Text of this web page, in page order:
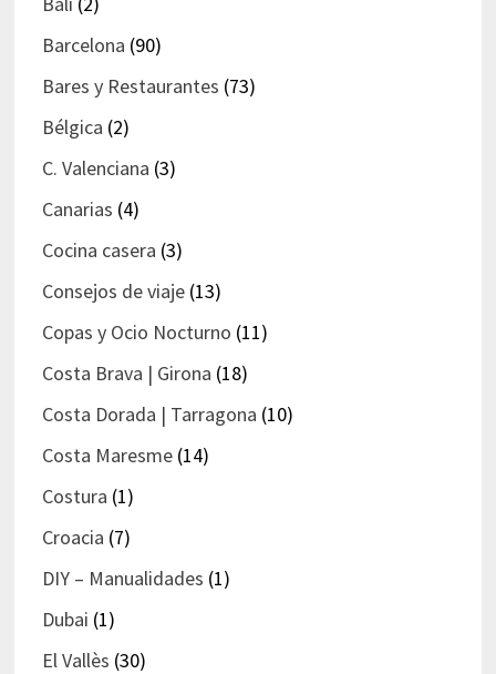
Barcelona (90)
Bares y Restaurantes (73)
Bélgica (2)
C. Valenciana (3)
Canarias (4)
Cocina casera (3)
Consejos de viaje(13)
Copas y Ocio Nocturno (11)
Costa Brava | Girona (18)
Costa Dorada | Tarragona (10)
Costa Maresme(14)
Costura (1)
Croacia (7)
DIY – Manualidades (1)
Dubai (1)
El Vallès (30)